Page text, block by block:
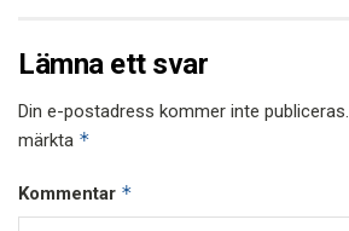
Lämna ett svar
Din e-postadress kommer inte publiceras.
märkta *
Kommentar *